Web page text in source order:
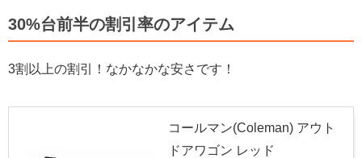
30%台前半の割引率のアイテム
3割以上の割引！なかなかな安さです！
コールマン(Coleman) アウト
ドアワゴン レッド